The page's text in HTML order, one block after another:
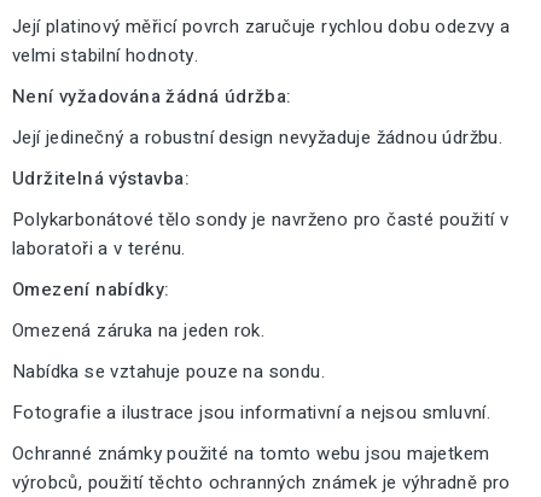
Její platinový měřicí povrch zaručuje rychlou dobu odezvy a
velmi stabilní hodnoty.
Není vyžadována žádná údržba:
Její jedinečný a robustní design nevyžaduje žádnou údržbu.
Udržitelná výstavba:
Polykarbonátové tělo sondy je navrženo pro časté použití v
laboratoři a v terénu.
Omezení nabídky:
Omezená záruka na jeden rok.
Nabídka se vztahuje pouze na sondu.
Fotografie a ilustrace jsou informativní a nejsou smluvní.
Ochranné známky použité na tomto webu jsou majetkem
výrobců, použití těchto ochranných známek je výhradně pro